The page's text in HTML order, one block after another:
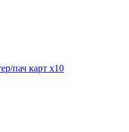
пач карт x10